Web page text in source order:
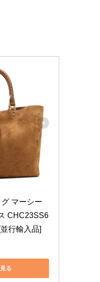
マーシー
CHC23SS6
行輸入品]
る